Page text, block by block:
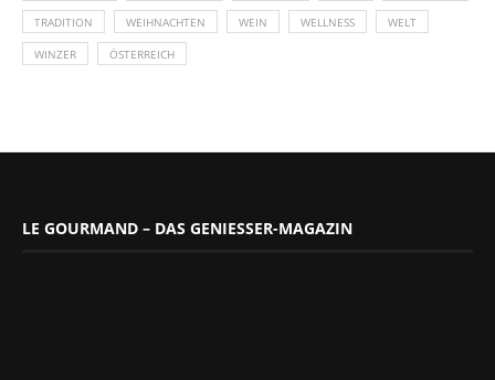
TRADITION WEIHNACHTEN WEIN WELLNESS WELT
WINZER ÖSTERREICH
LE GOURMAND – DAS GENIESSER-MAGAZIN